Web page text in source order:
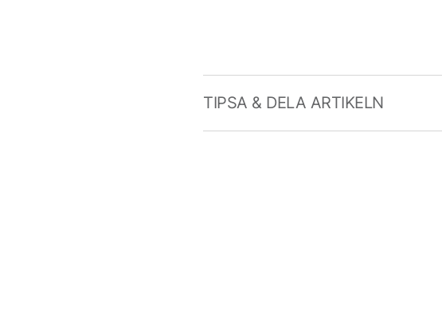
TIPSA & DELA ARTIKELN